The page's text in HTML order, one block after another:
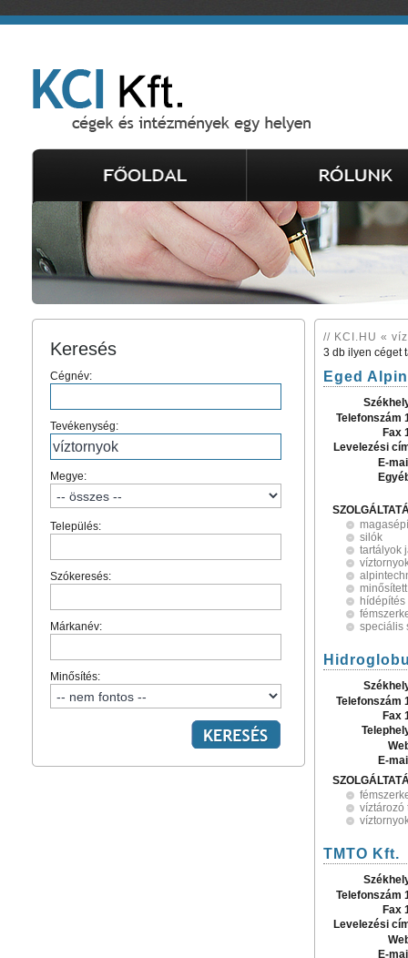
Keresés
Cégnév:
Tevékenység:
Megye:
Település:
Szókeresés:
Márkanév:
Minősítés:
// KCI.HU «
3 db ilyen céget
Eged
Telefonszám
Fax
Levelezési
E-
silók
tartályok
hídépítés
speciális
Telefonszám
Fax
E-
víztározó
TMTO Kft.
Telefonszám
Fax
Levelezési
E-